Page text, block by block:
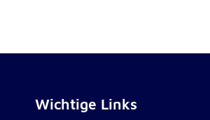
Wichtige Links